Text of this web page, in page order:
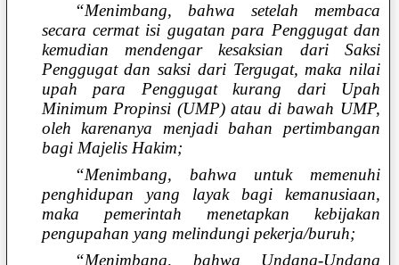
“Menimbang, bahwa setelah membaca
secara cermat isi gugatan para Penggugat dan
kemudian mendengar kesaksian dari Saksi
Penggugat dan saksi dari Tergugat, maka nilai
upah para Penggugat kurang dari Upah
Minimum Propinsi (UMP) atau di bawah UMP,
oleh karenanya menjadi bahan pertimbangan
bagi Majelis Hakim;
“Menimbang, bahwa untuk memenuhi
penghidupan yang layak bagi kemanusiaan,
maka pemerintah menetapkan kebijakan
pengupahan yang melindungi pekerja/buruh;
“Menimbang, bahwa Undang-Undang